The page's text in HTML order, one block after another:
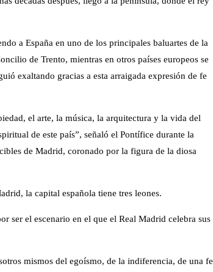
a España en uno de los principales baluartes de la
de Trento, mientras en otros países europeos se
exaltando gracias a esta arraigada expresión de fe
el arte, la música, la arquitectura y la vida del
de este país”, señaló el Pontífice durante la
de Madrid, coronado por la figura de la diosa
la capital española tiene tres leones.
ser el escenario en el que el Real Madrid celebra sus
mismos del egoísmo, de la indiferencia, de una fe